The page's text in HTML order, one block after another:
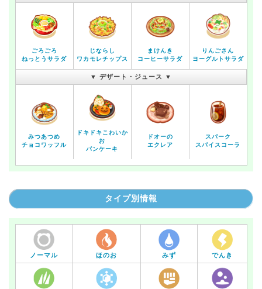
ごろごろ
ねっとうサラダ
じならし
ワカモレチップス
まけんき
コーヒーサラダ
りんごさん
ヨーグルトサラダ
▼ デザート・ジュース ▼
みつあつめ
チョコワッフル
ドキドキこわいか
お
パンケーキ
ドオーの
エクレア
スパーク
スパイスコーラ
タイプ別情報
ノーマル ほのお みず でんき